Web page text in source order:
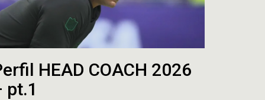
HEAD COACH 2026
pt.1